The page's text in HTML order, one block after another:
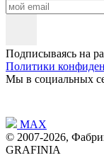
Подписываясь на
Политики
Мы в социальных
MAX
© 2007-2026,
GRAFINIA